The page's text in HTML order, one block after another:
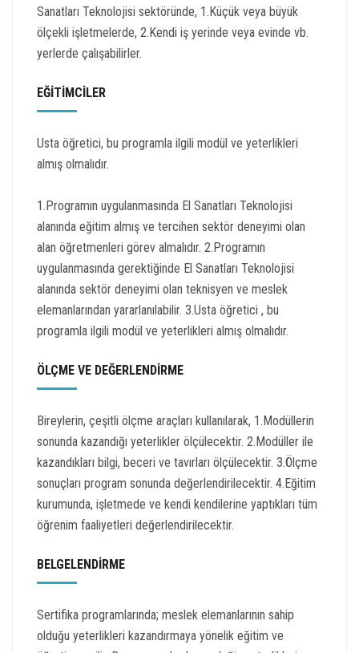
Sanatları Teknolojisi sektöründe, 1.Küçük veya büyük
ölçekli işletmelerde, 2.Kendi iş yerinde veya evinde vb.
yerlerde çalışabilirler.
EĞİTİMCİLER
Usta öğretici, bu programla ilgili modül ve yeterlikleri
almış olmalıdır.
1.Programın uygulanmasında El Sanatları Teknolojisi
alanında eğitim almış ve tercihen sektör deneyimi olan
alan öğretmenleri görev almalıdır. 2.Programın
uygulanmasında gerektiğinde El Sanatları Teknolojisi
alanında sektör deneyimi olan teknisyen ve meslek
elemanlarından yararlanılabilir. 3.Usta öğretici , bu
programla ilgili modül ve yeterlikleri almış olmalıdır.
ÖLÇME VE DEĞERLENDİRME
Bireylerin, çeşitli ölçme araçları kullanılarak, 1.Modüllerin
sonunda kazandığı yeterlikler ölçülecektir. 2.Modüller ile
kazandıkları bilgi, beceri ve tavırları ölçülecektir. 3.Ölçme
sonuçları program sonunda değerlendirilecektir. 4.Eğitim
kurumunda, işletmede ve kendi kendilerine yaptıkları tüm
öğrenim faaliyetleri değerlendirilecektir.
BELGELENDİRME
Sertifika programlarında; meslek elemanlarının sahip
olduğu yeterlikleri kazandırmaya yönelik eğitim ve